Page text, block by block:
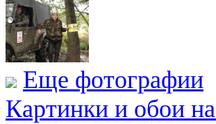
Еще фотографии
Картинки и обои